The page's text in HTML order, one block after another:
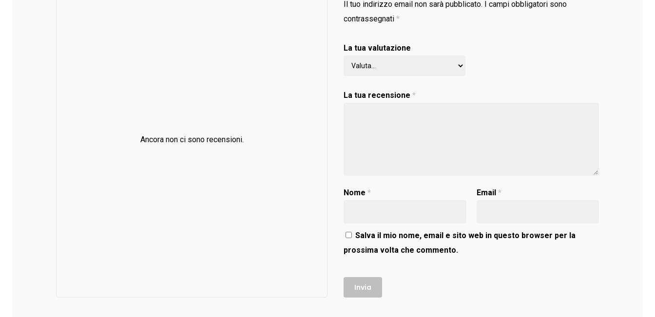
Ancora non ci sono recensioni.
Il tuo indirizzo email non sarà pubblicato. I campi obbligatori sono
contrassegnati*
La tua valutazione
La tua recensione*
Nome* Email *
Salva il mio nome, email e sito web in questo browser per la
prossima volta che commento.